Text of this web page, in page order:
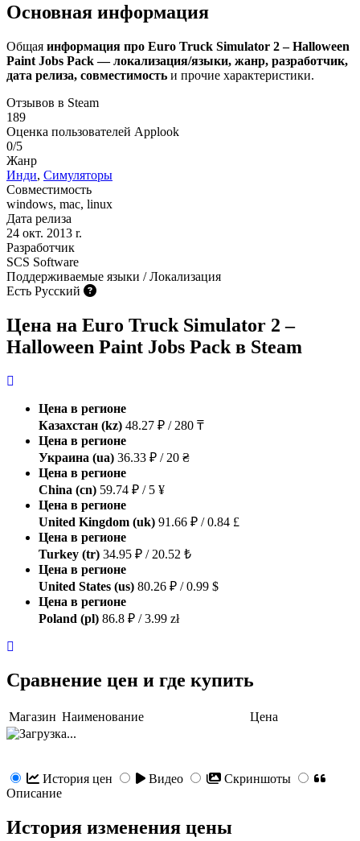
Основная информация
Общая информация про Euro Truck Simulator 2 – Halloween
Paint Jobs Pack — локализация/языки, жанр, разработчик,
дата релиза, совместимость и прочие характеристики.
Отзывов в Steam
189
Оценка пользователей Applook
0/5
Жанр
Инди, Симуляторы
Совместимость
windows, mac, linux
Дата релиза
24 окт. 2013 r.
Разработчик
SCS Software
Поддерживаемые языки / Локализация
Есть Русский
Цена на Euro Truck Simulator 2 –
Halloween Paint Jobs Pack в Steam
Цена в регионе
Казахстан (kz) 48.27 ₽ / 280 ₸
Цена в регионе
Украина (ua) 36.33 ₽ / 20 ₴
Цена в регионе
China (cn) 59.74 ₽ / 5 ¥
Цена в регионе
United Kingdom (uk) 91.66 ₽ / 0.84 £
Цена в регионе
Turkey (tr) 34.95 ₽ / 20.52 ₺
Цена в регионе
United States (us) 80.26 ₽ / 0.99 $
Цена в регионе
Poland (pl) 86.8 ₽ / 3.99 zł
Сравнение цен и где купить
Магазин Наименование Цена
История цен Видео
Скриншоты
Описание
История изменения цены